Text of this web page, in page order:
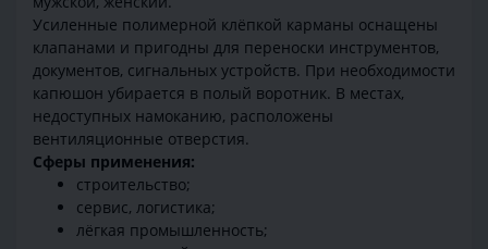
Усиленные полимерной клёпкой карманы оснащены
клапанами и пригодны для переноски инструментов,
документов, сигнальных устройств. При необходимости
капюшон убирается в полый воротник. В местах,
недоступных намоканию, расположены
вентиляционные отверстия.
Сферы применения:
строительство;
сервис, логистика;
лёгкая промышленность;